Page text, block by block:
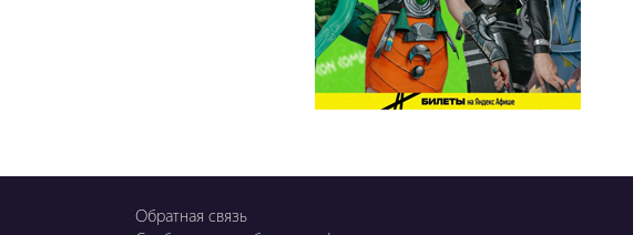
Обратная связь